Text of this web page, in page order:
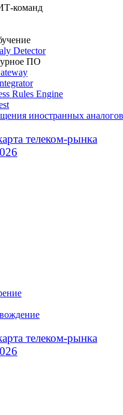
команд
Detector
ПО
Rules Engine
иностранных аналогов
телеком-рынка
телеком-рынка